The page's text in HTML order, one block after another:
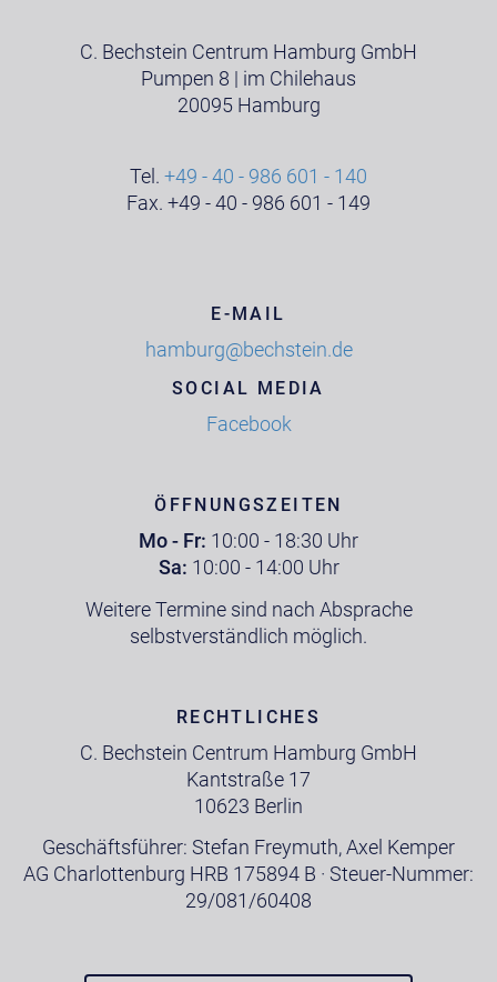
C. Bechstein Centrum Hamburg GmbH
Pumpen 8 | im Chilehaus
20095 Hamburg
Tel. +49 - 40 - 986 601 - 140
Fax. +49 - 40 - 986 601 - 149
E-MAIL
hamburg@bechstein.de
SOCIAL MEDIA
Facebook
ÖFFNUNGSZEITEN
Mo - Fr: 10:00 - 18:30 Uhr
Sa: 10:00 - 14:00 Uhr
Weitere Termine sind nach Absprache
selbstverständlich möglich.
RECHTLICHES
C. Bechstein Centrum Hamburg GmbH
Kantstraße 17
10623 Berlin
Geschäftsführer: Stefan Freymuth, Axel Kemper
AG Charlottenburg HRB 175894 B · Steuer-Nummer:
29/081/60408